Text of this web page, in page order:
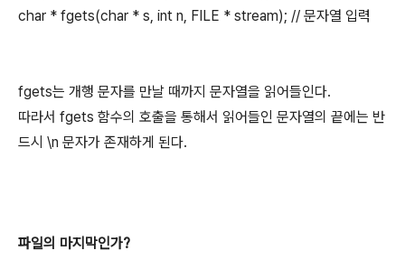
char * fgets(char * s, int n, FILE * stream); // 문자열 입력
fgets는 개행 문자를 만날 때까지 문자열을 읽어들인다.
따라서 fgets 함수의 호출을 통해서 읽어들인 문자열의 끝에는 반
드시 \n 문자가 존재하게 된다.
파일의 마지막인가?